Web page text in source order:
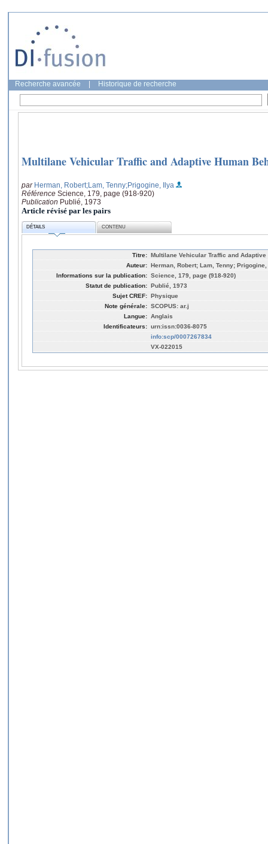
Recherche avancée Historique de recherche
Multilane Vehicular Traffic and Adaptive Human
par Herman, Robert;Lam, Tenny;Prigogine, Ilya
Référence Science, 179, page (918-920)
Publication Publié, 1973
Article révisé par les pairs
DÉTAILS CONTENU
Titre: Multilane Vehicular Traffic and Adaptive
Auteur: Herman, Robert; Lam, Tenny;
Informations sur la publication: Science, 179, page (918-920)
Statut de publication: Publié, 1973
Sujet CREF: Physique
Note générale: SCOPUS: ar.j
Langue: Anglais
Identificateurs: urn:issn:0036-8075
info:scp/0007267834
VX-022015